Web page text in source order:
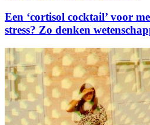
Een ‘cortisol cocktail’ voor
stress? Zo denken